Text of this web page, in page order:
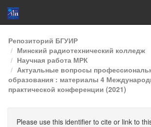
Skip
navigation
Репозиторий БГУИР
Минский радиотехнический колледж
Научная работа МРК
Актуальные вопросы
образования : материалы 4
практической конференции (2021)
Please use this identifier to cite or link to